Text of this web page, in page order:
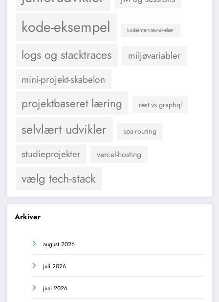
kode-eksempel kodeinterview-øvelser
logs og stacktraces miljøvariabler
mini-projekt-skabelon
projektbaseret læring rest vs graphql
selvlært udvikler spa-routing
studieprojekter vercel-hosting
vælg tech-stack
Arkiver
august 2026
juli 2026
juni 2026